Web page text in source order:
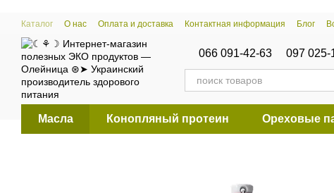
Перейти к основному контенту
Каталог О нас Оплата и доставка Контактная информация Блог
066 091-42-63 097 025-
Масла Конопляный протеин Ореховые